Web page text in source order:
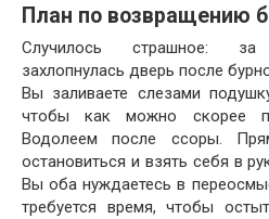
План по возвращению
Случилось страшное:
захлопнулась дверь после
Вы заливаете слезами
чтобы как можно скорее
Водолеем после ссоры.
остановиться и взять себя в
Вы оба нуждаетесь в
требуется время, чтобы